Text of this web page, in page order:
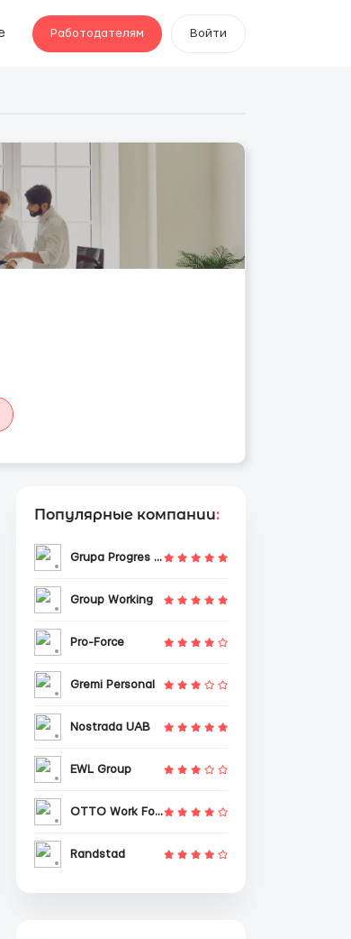
Работодателям Войти
Популярные компании:
Grupa Progres Sp. z o.o.
Group Working
Pro-Force
Gremi Personal
Nostrada UAB
EWL Group
OTTO Work Force
Randstad